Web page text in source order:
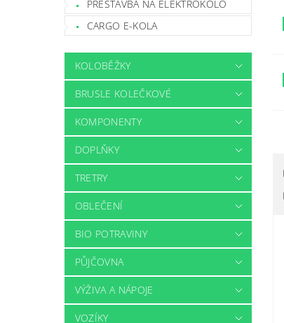
PŘESTAVBA NA ELEKTROKOLO
CARGO E-KOLA
KOLOBĚŽKY
BRUSLE KOLEČKOVÉ
KOMPONENTY
DOPLŇKY
TRETRY
OBLEČENÍ
BIO POTRAVINY
PŮJČOVNA
VÝŽIVA A NÁPOJE
VOZÍKY